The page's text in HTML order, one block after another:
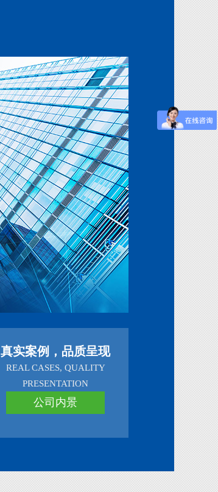
真实案例，品质呈现
REAL CASES, QUALITY
PRESENTATION
公司内景